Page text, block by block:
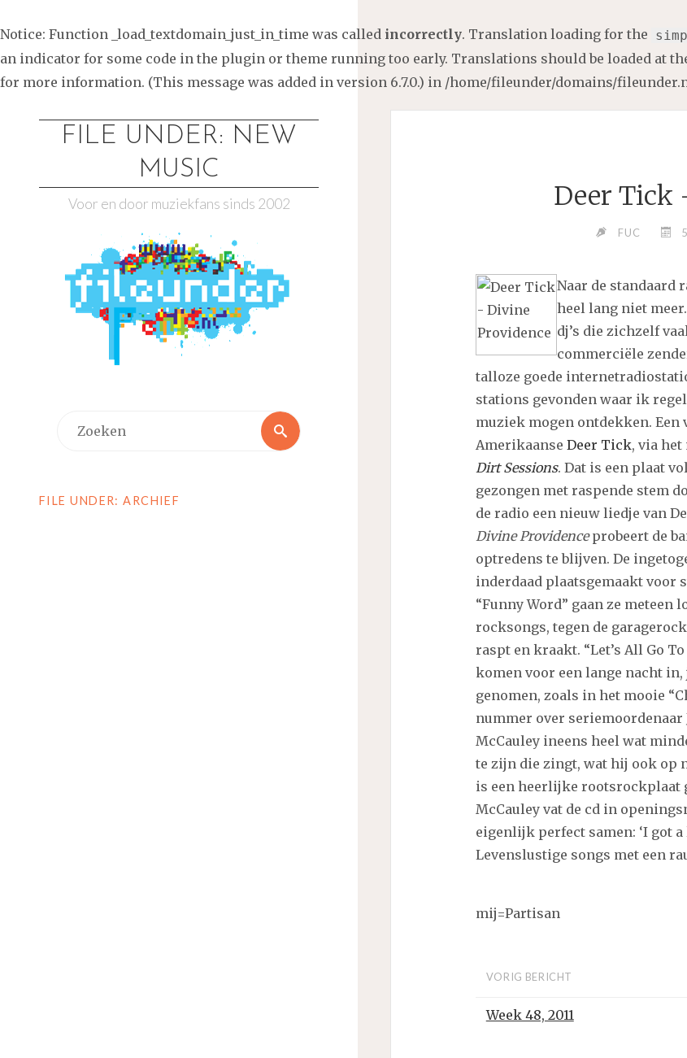
Notice: Function _load_textdomain_just_in_time was called incorrectly. Translation loading for the
an indicator for some code in the plugin or theme running too early. Translations should be loaded at
for more information. (This message was added in version 6.7.0.) in /home/fileunder/domains/
FILE UNDER: NEW
MUSIC
Voor en door muziekfans sinds 2002
Zoeken
FILE UNDER: ARCHIEF
Deer Tick
FUC
Naar de standaard
heel lang niet
dj’s die zichzelf
commerciële
talloze goede
stations gevonden waar ik
muziek mogen ontdekken.
Amerikaanse Deer Tick, via het
Dirt Sessions. Dat is een plaat
gezongen met raspende stem
de radio een nieuw liedje van
Divine Providenceprobeert de
optredens te blijven. De
inderdaad plaatsgemaakt voor
“Funny Word” gaan ze
rocksongs, tegen de
raspt en kraakt. “Let’s All Go
komen voor een lange nacht in,
genomen, zoals in het mooie
nummer over seriemoordenaar
McCauley ineens heel wat
te zijn die zingt, wat hij ook op
is een heerlijke rootsrockplaat
McCauley vat de cd in
eigenlijk perfect samen: ‘I got
Levenslustige songs met een
mij=Partisan
VORIG BERICHT
Week 48, 2011